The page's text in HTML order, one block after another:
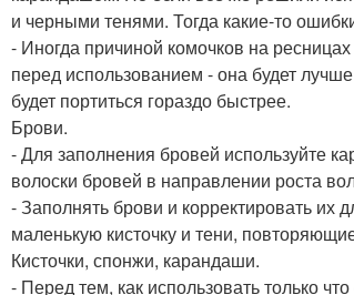
и черными тенями. Тогда какие-то
- Иногда причиной комочков на
перед использованием - она будет
будет портиться гораздо быстрее.
Брови.
- Для заполнения бровей используйте
волоски бровей в направлении роста
- Заполнять брови и корректировать их
маленькую кисточку и тени,
Кисточки, спонжи, карандаши.
- Перед тем, как использовать только